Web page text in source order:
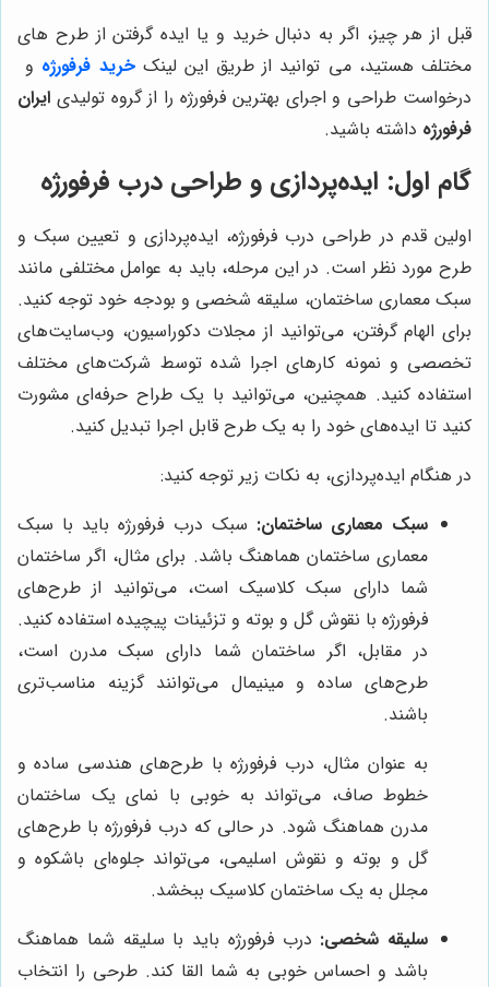
قبل از هر چیز، اگر به دنبال خرید و یا ایده گرفتن از طرح های
مختلف هستید، می توانید از طریق این لینکخرید فرفورژه و
درخواست طراحی و اجرای بهترین فرفورژه را از گروه تولیدی ایران
فرفورژه داشته باشید.
گام اول: ایده‌پردازی و طراحی درب فرفورژه
اولین قدم در طراحی درب فرفورژه، ایده‌پردازی و تعیین سبک و
طرح مورد نظر است. در این مرحله، باید به عوامل مختلفی مانند
سبک معماری ساختمان، سلیقه شخصی و بودجه خود توجه کنید.
برای الهام گرفتن، می‌توانید از مجلات دکوراسیون، وب‌سایت‌های
تخصصی و نمونه کارهای اجرا شده توسط شرکت‌های مختلف
استفاده کنید. همچنین، می‌توانید با یک طراح حرفه‌ای مشورت
کنید تا ایده‌های خود را به یک طرح قابل اجرا تبدیل کنید.
در هنگام ایده‌پردازی، به نکات زیر توجه کنید:
سبک معماری ساختمان: سبک درب فرفورژه باید با سبک
معماری ساختمان هماهنگ باشد. برای مثال، اگر ساختمان
شما دارای سبک کلاسیک است، می‌توانید از طرح‌های
فرفورژه با نقوش گل و بوته و تزئینات پیچیده استفاده کنید.
در مقابل، اگر ساختمان شما دارای سبک مدرن است،
طرح‌های ساده و مینیمال می‌توانند گزینه مناسب‌تری
باشند.
به عنوان مثال، درب فرفورژه با طرح‌های هندسی ساده و
خطوط صاف، می‌تواند به خوبی با نمای یک ساختمان
مدرن هماهنگ شود. در حالی که درب فرفورژه با طرح‌های
گل و بوته و نقوش اسلیمی، می‌تواند جلوه‌ای باشکوه و
مجلل به یک ساختمان کلاسیک ببخشد.
سلیقه شخصی: درب فرفورژه باید با سلیقه شما هماهنگ
باشد و احساس خوبی به شما القا کند. طرحی را انتخاب